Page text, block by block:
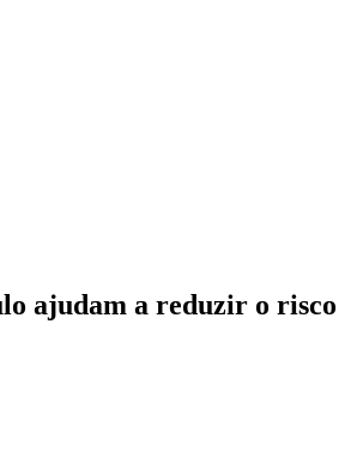
ajudam a reduzir o risco